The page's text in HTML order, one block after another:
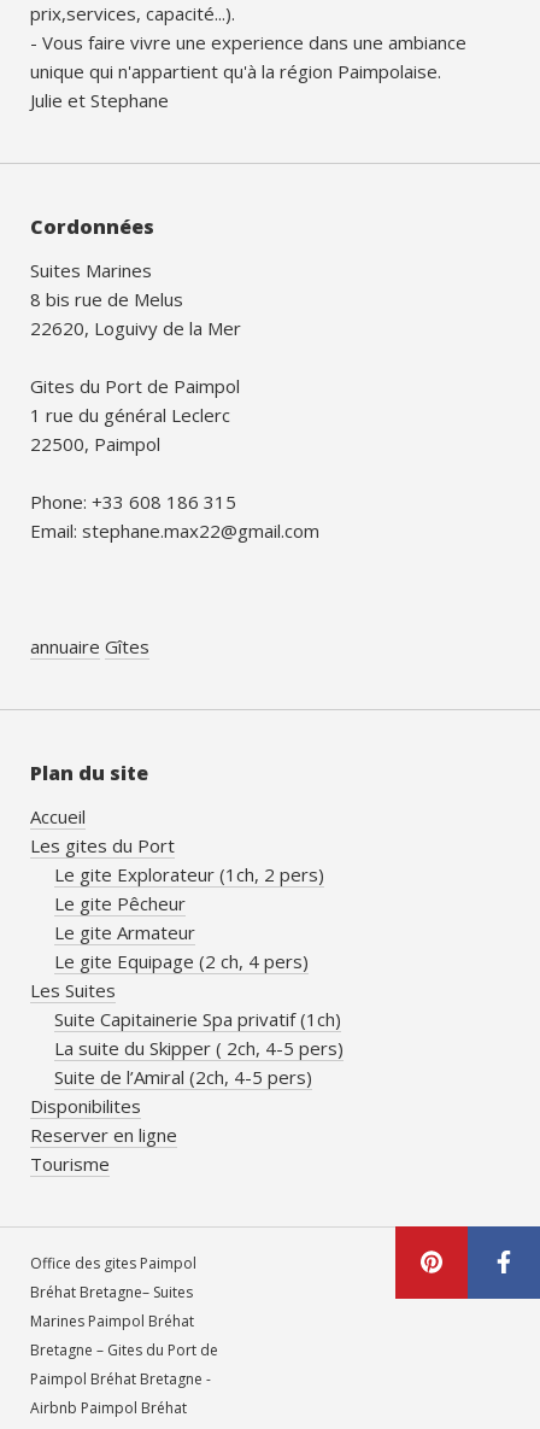
prix,services, capacité...).
- Vous faire vivre une experience dans une ambiance
unique qui n'appartient qu'à la région Paimpolaise.
Julie et Stephane
Cordonnées
Suites Marines
8 bis rue de Melus
22620, Loguivy de la Mer
Gites du Port de Paimpol
1 rue du général Leclerc
22500, Paimpol
Phone: +33 608 186 315
Email: stephane.max22@gmail.com
annuaire Gîtes
Plan du site
Accueil
Les gites du Port
Le gite Explorateur (1ch, 2 pers)
Le gite Pêcheur
Le gite Armateur
Le gite Equipage (2 ch, 4 pers)
Les Suites
Suite Capitainerie Spa privatif (1ch)
La suite du Skipper ( 2ch, 4-5 pers)
Suite de l’Amiral (2ch, 4-5 pers)
Disponibilites
Reserver en ligne
Tourisme
Office des gites Paimpol
Bréhat Bretagne– Suites
Marines Paimpol Bréhat
Bretagne – Gites du Port de
Paimpol Bréhat Bretagne -
Airbnb Paimpol Bréhat